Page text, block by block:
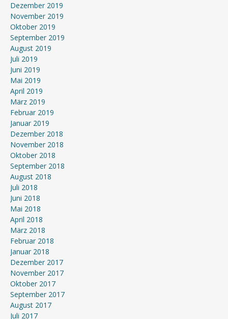
Dezember 2019
November 2019
Oktober 2019
September 2019
August 2019
Juli 2019
Juni 2019
Mai 2019
April 2019
März 2019
Februar 2019
Januar 2019
Dezember 2018
November 2018
Oktober 2018
September 2018
August 2018
Juli 2018
Juni 2018
Mai 2018
April 2018
März 2018
Februar 2018
Januar 2018
Dezember 2017
November 2017
Oktober 2017
September 2017
August 2017
Juli 2017